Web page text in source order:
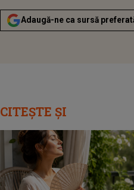
Adaugă-ne ca sursă
CITEȘTE ȘI